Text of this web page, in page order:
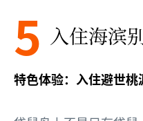
5 入住海滨别
特色体验：入住避世桃